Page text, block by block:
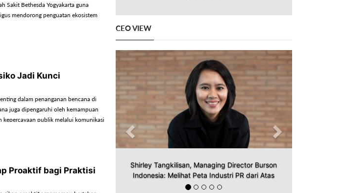
Sakit Bethesda Yogyakarta guna
mendorong penguatan ekosistem
Jadi Kunci
dalam penanganan bencana di
juga dipengaruhi oleh kemampuan
publik melalui komunikasi
Proaktif bagi Praktisi
CEO VIEW
Shirley Tangkilisan, Managing Director Burson
Indonesia: Melihat Peta Industri PR dari Atas
Previous Next